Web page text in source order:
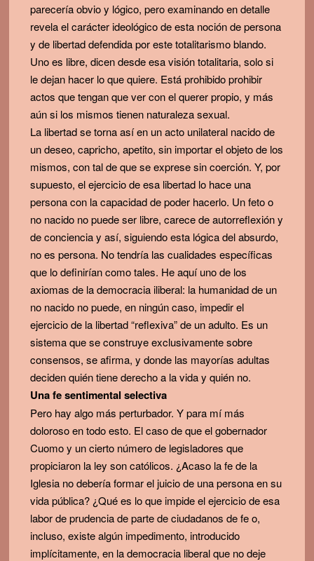
parecería obvio y lógico, pero examinando en detalle
revela el carácter ideológico de esta noción de persona
y de libertad defendida por este totalitarismo blando.
Uno es libre, dicen desde esa visión totalitaria, solo si
le dejan hacer lo que quiere. Está prohibido prohibir
actos que tengan que ver con el querer propio, y más
aún si los mismos tienen naturaleza sexual.
La libertad se torna así en un acto unilateral nacido de
un deseo, capricho, apetito, sin importar el objeto de los
mismos, con tal de que se exprese sin coerción. Y, por
supuesto, el ejercicio de esa libertad lo hace una
persona con la capacidad de poder hacerlo. Un feto o
no nacido no puede ser libre, carece de autorreflexión y
de conciencia y así, siguiendo esta lógica del absurdo,
no es persona. No tendría las cualidades específicas
que lo definirían como tales. He aquí uno de los
axiomas de la democracia iliberal: la humanidad de un
no nacido no puede, en ningún caso, impedir el
ejercicio de la libertad “reflexiva” de un adulto. Es un
sistema que se construye exclusivamente sobre
consensos, se afirma, y donde las mayorías adultas
deciden quién tiene derecho a la vida y quién no.
Una fe sentimental selectiva
Pero hay algo más perturbador. Y para mí más
doloroso en todo esto. El caso de que el gobernador
Cuomo y un cierto número de legisladores que
propiciaron la ley son católicos. ¿Acaso la fe de la
Iglesia no debería formar el juicio de una persona en su
vida pública? ¿Qué es lo que impide el ejercicio de esa
labor de prudencia de parte de ciudadanos de fe o,
incluso, existe algún impedimento, introducido
implícitamente, en la democracia liberal que no deje